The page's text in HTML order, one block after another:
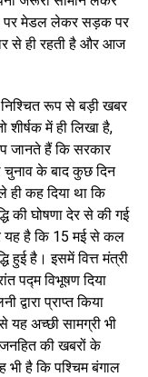
पर मेडल लेकर सड़क पर
से ही रहती है और आज
निश्चित रूप से बड़ी खबर
शीर्षक में ही लिखा है,
जानते हैं कि सरकार
चुनाव के बाद कुछ दिन
कह दिया था कि
की घोषणा देर से की गई
यह है कि 15 मई से कल
हुई है। इसमें वित्त मंत्री
पद्म विभूषण दिया
द्वारा प्राप्त किया
अच्छी सामग्री भी
की खबरों के
है कि पश्चिम बंगाल